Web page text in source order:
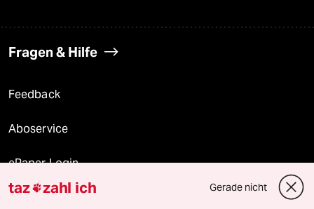
Fragen & Hilfe
Feedback
Aboservice
ePaper Login
Downloads für Abonnierende
taz zahl ich Gerade nicht